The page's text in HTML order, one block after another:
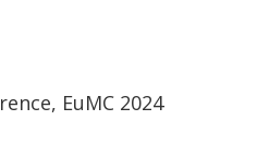
EuMC 2024